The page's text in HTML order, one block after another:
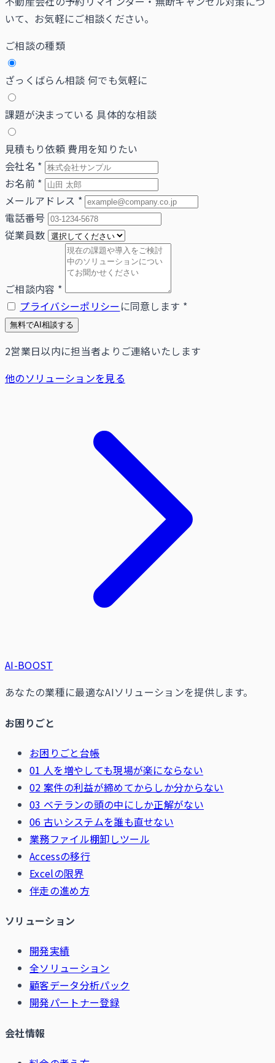
いて、お気軽にご相談ください。
ご相談の種類
ざっくばらん相談 何でも気軽に
課題が決まっている 具体的な相談
見積もり依頼 費用を知りたい
会社名 *
お名前 *
メールアドレス *
電話番号
従業員数
ご相談内容 *
プライバシーポリシー に同意します *
無料でAI相談する
2営業日以内に担当者よりご連絡いたします
他のソリューションを見る
AI-BOOST
あなたの業種に最適なAIソリューションを提供します。
お困りごと
お困りごと台帳
01 人を増やしても現場が楽にならない
02 案件の利益が締めてからしか分からない
03 ベテランの頭の中にしか正解がない
06 古いシステムを誰も直せない
業務ファイル棚卸しツール
Accessの移行
Excelの限界
伴走の進め方
ソリューション
開発実績
全ソリューション
顧客データ分析パック
開発パートナー登録
会社情報